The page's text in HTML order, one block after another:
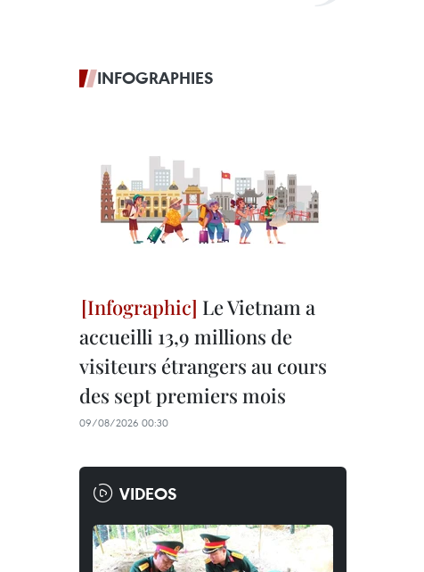
INFOGRAPHIES
Le Vietnam a
accueilli 13,9 millions de
visiteurs étrangers au cours
des sept premiers mois
09/08/2026 00:30
VIDEOS